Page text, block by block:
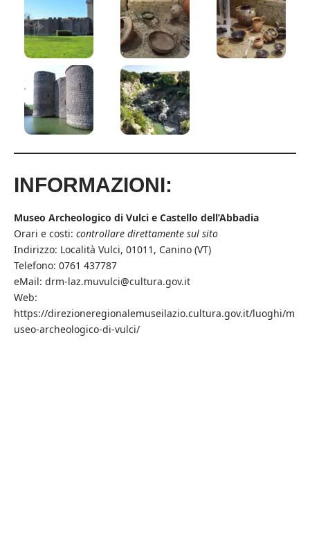
INFORMAZIONI:
Museo Archeologico di Vulci e Castello dell’Abbadia
Orari e costi: controllare direttamente sul sito
Indirizzo: Località Vulci, 01011, Canino (VT)
Telefono: 0761 437787
eMail: drm-laz.muvulci@cultura.gov.it
Web:
https://direzioneregionalemuseilazio.cultura.gov.it/luoghi/m
useo-archeologico-di-vulci/